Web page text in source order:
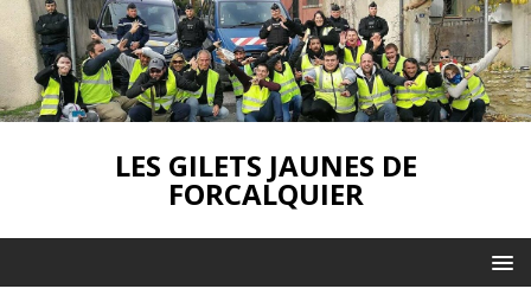
LES GILETS JAUNES DE
FORCALQUIER